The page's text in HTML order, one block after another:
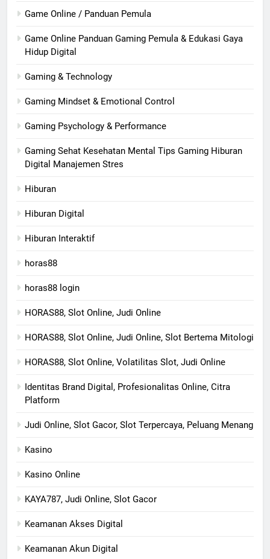
Game Online / Panduan Pemula
Game Online Panduan Gaming Pemula & Edukasi Gaya
Hidup Digital
Gaming & Technology
Gaming Mindset & Emotional Control
Gaming Psychology & Performance
Gaming Sehat Kesehatan Mental Tips Gaming Hiburan
Digital Manajemen Stres
Hiburan
Hiburan Digital
Hiburan Interaktif
horas88
horas88 login
HORAS88, Slot Online, Judi Online
HORAS88, Slot Online, Judi Online, Slot Bertema Mitologi
HORAS88, Slot Online, Volatilitas Slot, Judi Online
Identitas Brand Digital, Profesionalitas Online, Citra
Platform
Judi Online, Slot Gacor, Slot Terpercaya, Peluang Menang
Kasino
Kasino Online
KAYA787, Judi Online, Slot Gacor
Keamanan Akses Digital
Keamanan Akun Digital